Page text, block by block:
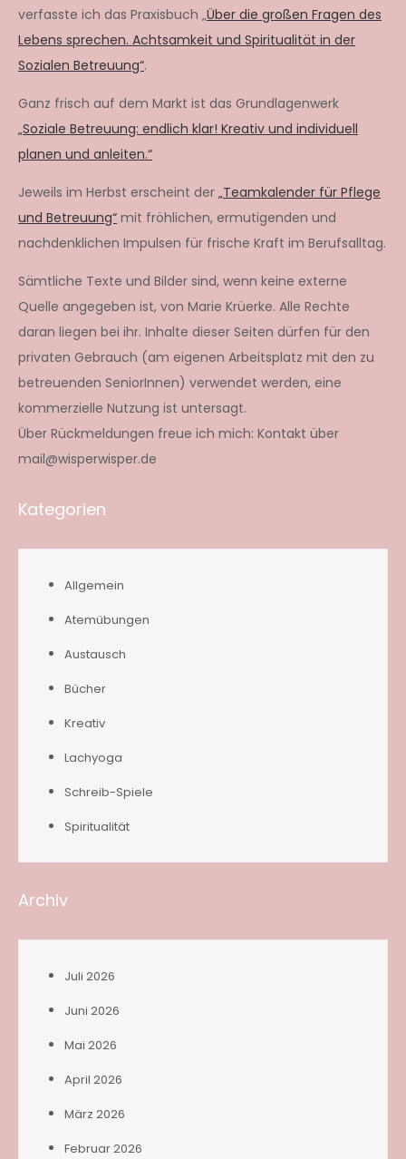
verfasste ich das Praxisbuch „Über die großen Fragen des
Lebens sprechen. Achtsamkeit und Spiritualität in der
Sozialen Betreuung“.
Ganz frisch auf dem Markt ist das Grundlagenwerk
„Soziale Betreuung: endlich klar! Kreativ und individuell
planen und anleiten.“
Jeweils im Herbst erscheint der „Teamkalender für Pflege
und Betreuung“ mit fröhlichen, ermutigenden und
nachdenklichen Impulsen für frische Kraft im Berufsalltag.
Sämtliche Texte und Bilder sind, wenn keine externe
Quelle angegeben ist, von Marie Krüerke. Alle Rechte
daran liegen bei ihr. Inhalte dieser Seiten dürfen für den
privaten Gebrauch (am eigenen Arbeitsplatz mit den zu
betreuenden SeniorInnen) verwendet werden, eine
kommerzielle Nutzung ist untersagt.
Über Rückmeldungen freue ich mich: Kontakt über
mail@wisperwisper.de
Kategorien
Allgemein
Atemübungen
Austausch
Bücher
Kreativ
Lachyoga
Schreib-Spiele
Spiritualität
Archiv
Juli 2026
Juni 2026
Mai 2026
April 2026
März 2026
Februar 2026